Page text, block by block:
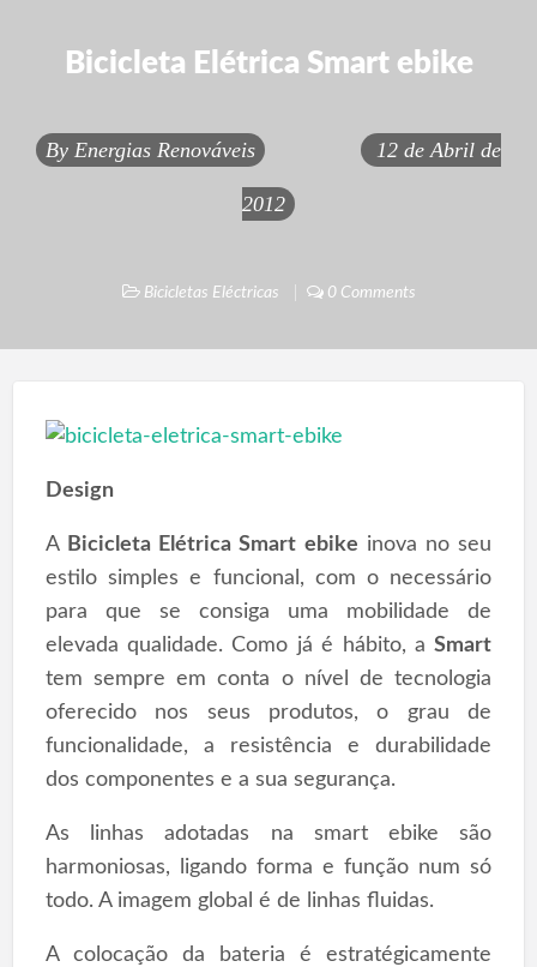
Bicicleta Elétrica Smart ebike
By Energias Renováveis 12 de Abril de
2012
Bicicletas Eléctricas 0 Comments
Design
A Bicicleta Elétrica Smart ebike inova no seu
estilo simples e funcional, com o necessário
para que se consiga uma mobilidade de
elevada qualidade. Como já é hábito, aSmart
tem sempre em conta o nível de tecnologia
oferecido nos seus produtos, o grau de
funcionalidade, a resistência e durabilidade
dos componentes e a sua segurança.
As linhas adotadas na smart ebike são
harmoniosas, ligando forma e função num só
todo. A imagem global é de linhas fluidas.
A colocação da bateria é estratégicamente